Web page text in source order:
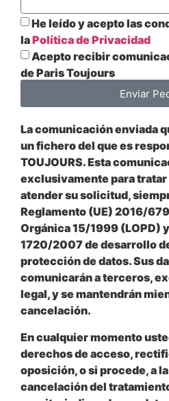
He leído y acepto las
laPolítica de Privacidad
Acepto recibir
de Paris Toujours
Enviar
La comunicación enviada
un fichero del que es
TOUJOURS. Esta
exclusivamente para tratar
atender su solicitud,
Reglamento (UE) 2016/
Orgánica 15/1999 (LOPD)
1720/2007 de desarrollo
protección de datos. Sus
comunicarán a terceros,
legal, y se mantendrán
cancelación.
En cualquier momento
derechos de acceso,
oposición, o si procede, a
cancelación del